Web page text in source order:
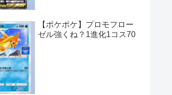
【ポケポケ】プロモフロー
ゼル強くね？1進化1コス70